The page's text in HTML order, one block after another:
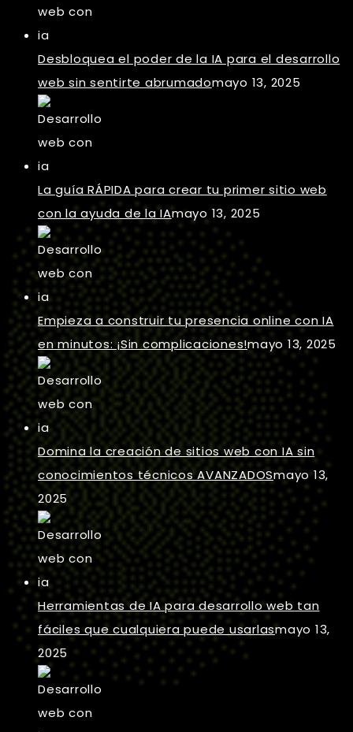
Desbloquea el poder de la IA para el desarrollo
web sin sentirte abrumadomayo 13, 2025
La guía RÁPIDA para crear tu primer sitio web
con la ayuda de la IAmayo 13, 2025
Empieza a construir tu presencia online con IA
en minutos: ¡Sin complicaciones!mayo 13, 2025
Domina la creación de sitios web con IA sin
conocimientos técnicos AVANZADOSmayo 13,
2025
Herramientas de IA para desarrollo web tan
fáciles que cualquiera puede usarlasmayo 13,
2025